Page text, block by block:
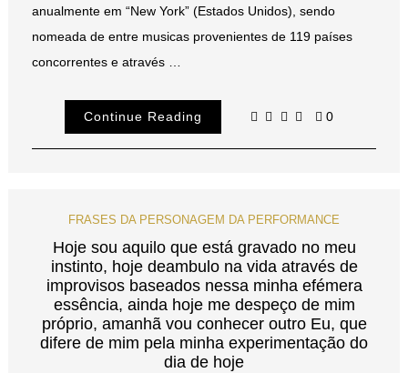
anualmente em “New York” (Estados Unidos), sendo
nomeada de entre musicas provenientes de 119 países
concorrentes e através …
Continue Reading 0
FRASES DA PERSONAGEM DA PERFORMANCE
Hoje sou aquilo que está gravado no meu
instinto, hoje deambulo na vida através de
improvisos baseados nessa minha efémera
essência, ainda hoje me despeço de mim
próprio, amanhã vou conhecer outro Eu, que
difere de mim pela minha experimentação do
dia de hoje